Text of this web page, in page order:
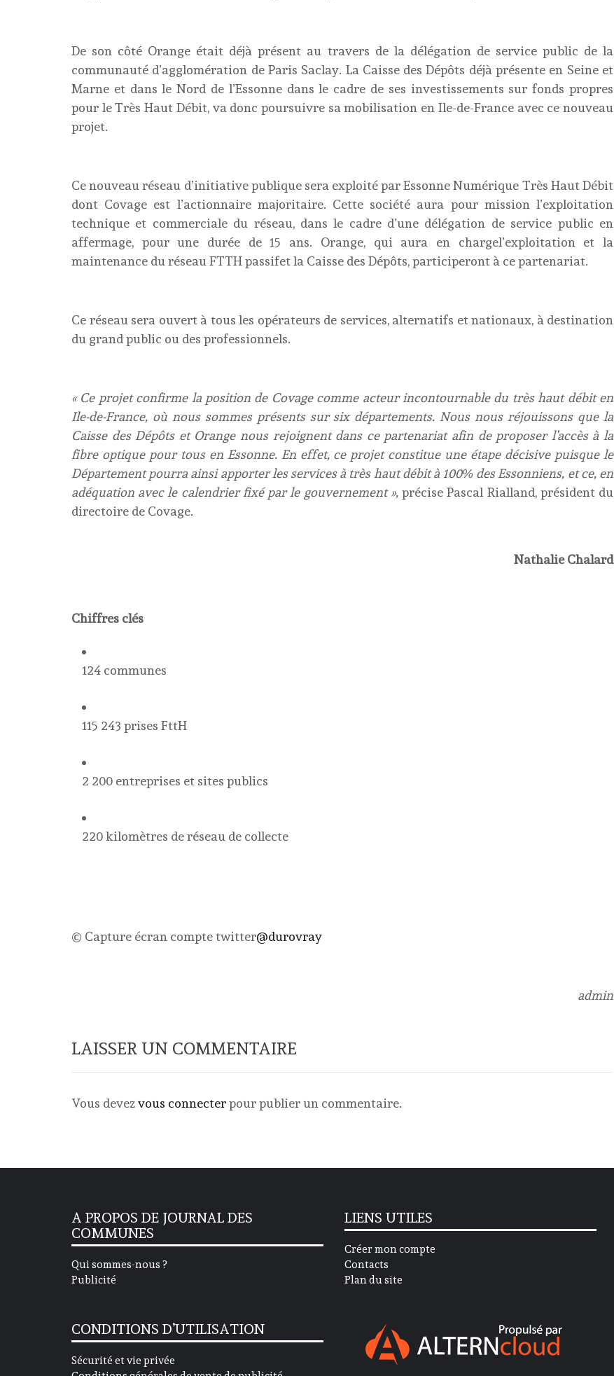
De son côté Orange était déjà présent au travers de la délégation de service public de la
communauté d’agglomération de Paris Saclay. La Caisse des Dépôts déjà présente en Seine et
Marne et dans le Nord de l’Essonne dans le cadre de ses investissements sur fonds propres
pour le Très Haut Débit, va donc poursuivre sa mobilisation en Ile-de-France avec ce nouveau
projet.
Ce nouveau réseau d’initiative publique sera exploité par Essonne Numérique Très Haut Débit
dont Covage est l’actionnaire majoritaire. Cette société aura pour mission l’exploitation
technique et commerciale du réseau, dans le cadre d’une délégation de service public en
affermage, pour une durée de 15 ans. Orange, qui aura en chargel’exploitation et la
maintenance du réseau FTTH passifet la Caisse des Dépôts, participeront à ce partenariat.
Ce réseau sera ouvert à tous les opérateurs de services, alternatifs et nationaux, à destination
du grand public ou des professionnels.
« Ce projet confirme la position de Covage comme acteur incontournable du très haut débit en
Ile-de-France, où nous sommes présents sur six départements. Nous nous réjouissons que la
Caisse des Dépôts et Orange nous rejoignent dans ce partenariat afin de proposer l’accès à la
fibre optique pour tous en Essonne. En effet, ce projet constitue une étape décisive puisque le
Département pourra ainsi apporter les services à très haut débit à 100% des Essonniens, et ce, en
adéquation avec le calendrier fixé par le gouvernement »,précise Pascal Rialland, président du
directoire de Covage.
Nathalie Chalard
Chiffres clés
124 communes
115 243 prises FttH
2 200 entreprises et sites publics
220 kilomètres de réseau de collecte
© Capture écran compte twitter@durovray
admin
LAISSER UN COMMENTAIRE
Vous devezvous connecterpour publier un commentaire.
A PROPOS DE JOURNAL DES
COMMUNES
Qui sommes-nous ?
Publicité
CONDITIONS D’UTILISATION
Sécurité et vie privée
LIENS UTILES
Créer mon compte
Contacts
Plan du site